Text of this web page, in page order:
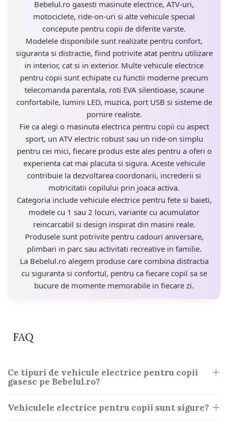
Bebelul.ro gasesti masinute electrice, ATV-uri,
motociclete, ride-on-uri si alte vehicule special
concepute pentru copii de diferite varste.
Modelele disponibile sunt realizate pentru confort,
siguranta si distractie, fiind potrivite atat pentru utilizare
in interior, cat si in exterior. Multe vehicule electrice
pentru copii sunt echipate cu functii moderne precum
telecomanda parentala, roti EVA silentioase, scaune
confortabile, lumini LED, muzica, port USB si sisteme de
pornire realiste.
Fie ca alegi o masinuta electrica pentru copii cu aspect
sport, un ATV electric robust sau un ride-on simplu
pentru cei mici, fiecare produs este ales pentru a oferi o
experienta cat mai placuta si sigura. Aceste vehicule
contribuie la dezvoltarea coordonarii, increderii si
motricitatii copilului prin joaca activa.
Categoria include vehicule electrice pentru fete si baieti,
modele cu 1 sau 2 locuri, variante cu acumulator
reincarcabil si design inspirat din masini reale.
Produsele sunt potrivite pentru cadouri aniversare,
plimbari in parc sau activitati recreative in familie.
La Bebelul.ro alegem produse care combina distractia
cu siguranta si confortul, pentru ca fiecare copil sa se
bucure de momente memorabile in fiecare zi.
FAQ
Ce tipuri de vehicule electrice pentru copii
gasesc pe Bebelul.ro?
Vehiculele electrice pentru copii sunt sigure?